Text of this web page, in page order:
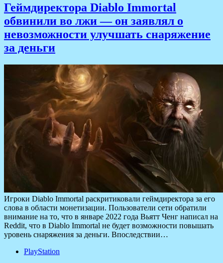
Геймдиректора Diablo Immortal
обвинили во лжи — он заявлял о
невозможности улучшать снаряжение
за деньги
Игроки Diablo Immortal раскритиковали геймдиректора за его
слова в области монетизации. Пользователи сети обратили
внимание на то, что в январе 2022 года Вьятт Ченг написал на
Reddit, что в Diablo Immortal не будет возможности повышать
уровень снаряжения за деньги. Впоследствии…
PlayStation